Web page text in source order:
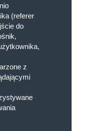
(referer
do
z